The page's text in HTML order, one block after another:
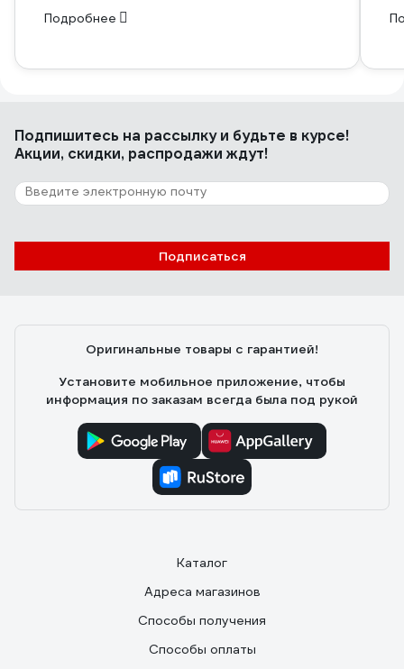
Подробнее
Подпишитесь на рассылкуи будьте в курсе!
Акции, скидки, распродажи ждут!
Подписаться
Оригинальные товары с гарантией!
Установите мобильное приложение, чтобы
информация по заказам всегда была под рукой
Каталог
Адреса магазинов
Способы получения
Способы оплаты